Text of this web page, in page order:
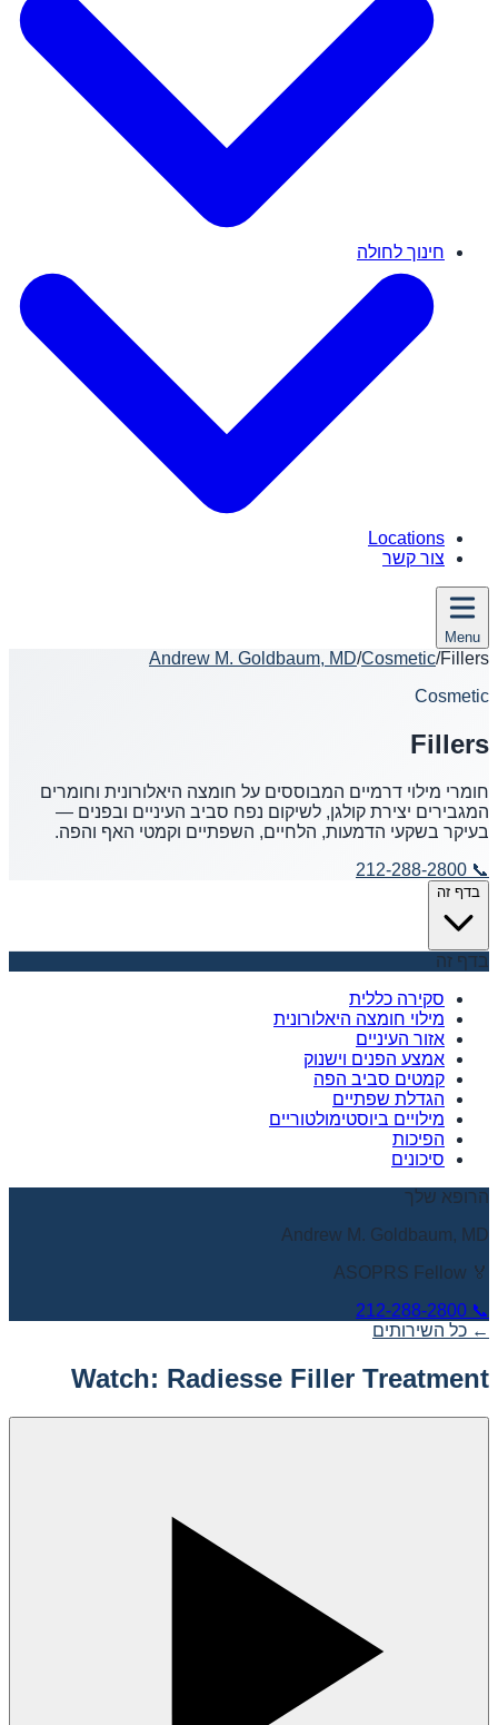
חינוך לחולה
Locations
צור קשר
Menu
Andrew M. Goldbaum, MD/Cosmetic/Fillers
Cosmetic
Fillers
חומרי מילוי דרמיים המבוססים על חומצה היאלורונית וחומרים
המגבירים יצירת קולגן, לשיקום נפח סביב העיניים ובפנים —
בעיקר בשקעי הדמעות, הלחיים, השפתיים וקמטי האף והפה.
📞
212-288-2800
בדף זה
בדף זה
סקירה כללית
מילוי חומצה היאלורונית
אזור העיניים
אמצע הפנים וישנוק
קמטים סביב הפה
הגדלת שפתיים
מילויים ביוסטימולטוריים
הפיכות
סיכונים
הרופא שלך
Andrew M. Goldbaum, MD
🏅 ASOPRS Fellow
📞
212-288-2800
← כל השירותים
Watch: Radiesse Filler Treatment